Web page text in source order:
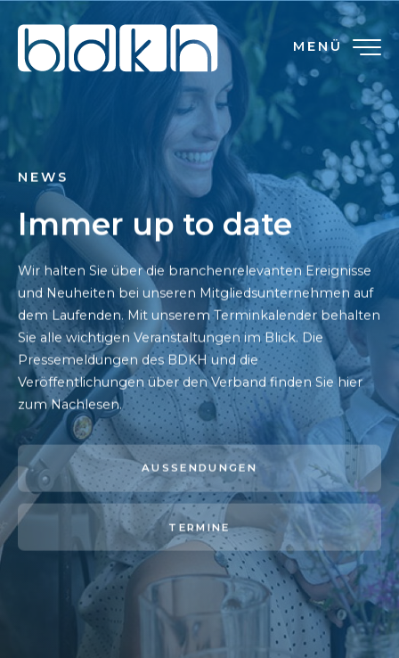
MENÜ
NEWS
Immer up to date
Wir halten Sie über die branchenrelevanten Ereignisse
und Neuheiten bei unseren Mitgliedsunternehmen auf
dem Laufenden. Mit unserem Terminkalender behalten
Sie alle wichtigen Veranstaltungen im Blick. Die
Pressemeldungen des BDKH und die
Veröffentlichungen über den Verband finden Sie hier
zum Nachlesen.
AUSSENDUNGEN
TERMINE